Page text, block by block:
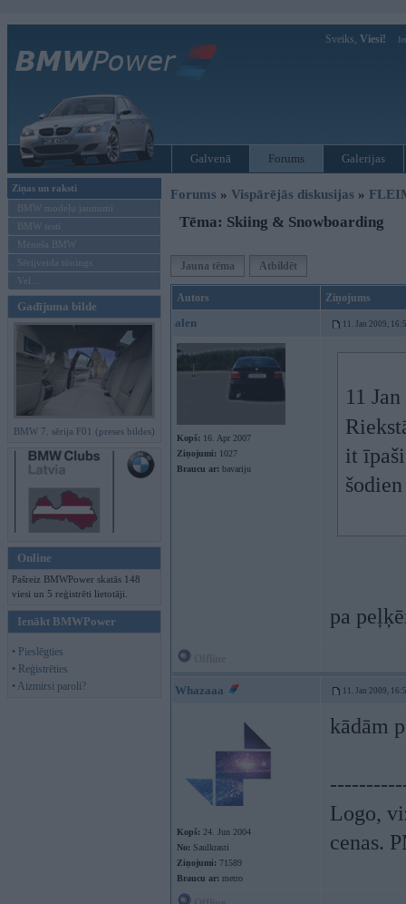
Sveiks, Viesi!
Galvenā Forums Galerijas
Ziņas un raksti
BMW modeļu jaunumi
BMW testi
Mēneša BMW
Sērijveida tūnings
Vel...
Gadījuma bilde
BMW 7. sērija F01 (preses bildes)
Online
Pašreiz BMWPower skatās 148
viesi un 5 reģistrēti lietotāji.
Ienākt BMWPower
• Pieslēgties
• Reģistrēties
• Aizmirsi paroli?
Forums » Vispārējās diskusijas »
Tēma: Skiing & Snowboarding
Jauna tēma Atbildēt
Autors Ziņojums
alen 11. Jan 2009,
Kopš: 16. Apr 2007
Ziņojumi: 1027
Braucu ar: bavariju
11
it
pa
Whazaaa 11. Jan 2009,
Kopš: 24. Jun 2004
No: Saulkrasti
Ziņojumi: 71589
Braucu ar: metro
kādām
Logo,
cenas.